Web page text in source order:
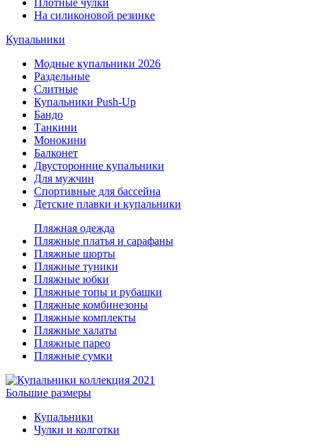
Плотные чулки
На силиконовой резинке
Купальники
Модные купальники 2026
Раздельные
Слитные
Купальники Push-Up
Бандо
Танкини
Монокини
Балконет
Двусторонние купальники
Для мужчин
Спортивные для бассейна
Детские плавки и купальники
Пляжная одежда
Пляжные платья и сарафаны
Пляжные шорты
Пляжные туники
Пляжные юбки
Пляжные топы и рубашки
Пляжные комбинезоны
Пляжные комплекты
Пляжные халаты
Пляжные парео
Пляжные сумки
Большие размеры
Купальники
Чулки и колготки